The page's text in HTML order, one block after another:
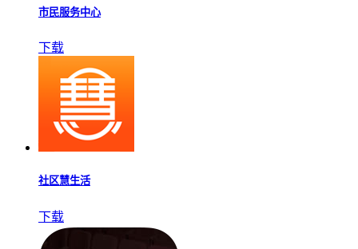
市民服务中心
下载
社区慧生活
下载